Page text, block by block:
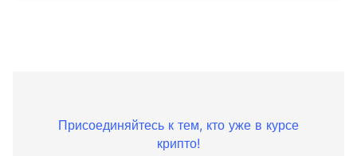
Присоединяйтесь к тем, кто уже в курсе
крипто!